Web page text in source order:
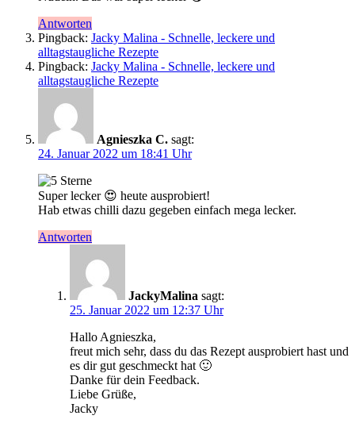
Antworten
Pingback: Jacky Malina - Schnelle, leckere und
alltagstaugliche Rezepte
Pingback: Jacky Malina - Schnelle, leckere und
alltagstaugliche Rezepte
Agnieszka C. sagt:
24. Januar 2022 um 18:41 Uhr
Super lecker 😍 heute ausprobiert!
Hab etwas chilli dazu gegeben einfach mega lecker.
Antworten
JackyMalina sagt:
25. Januar 2022 um 12:37 Uhr
Hallo Agnieszka,
freut mich sehr, dass du das Rezept ausprobiert hast und
es dir gut geschmeckt hat 🙂
Danke für dein Feedback.
Liebe Grüße,
Jacky